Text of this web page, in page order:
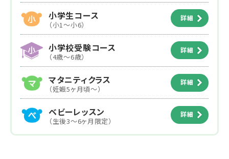
小学生コース
（小1～小6）
詳細
小学校受験コース
（4歳～6歳）
詳細
マタニティクラス
（妊娠5ヶ月頃～）
詳細
ベビーレッスン
（生後3～6ヶ月限定）
詳細